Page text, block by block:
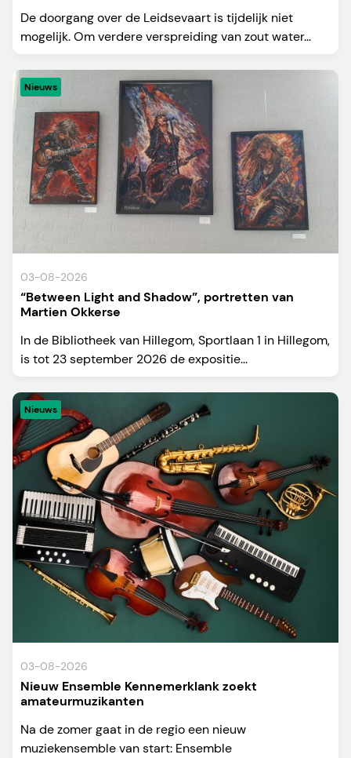
De doorgang over de Leidsevaart is tijdelijk niet
mogelijk. Om verdere verspreiding van zout water...
Nieuws
03-08-2026
“Between Light and Shadow”, portretten van
Martien Okkerse
In de Bibliotheek van Hillegom, Sportlaan 1 in Hillegom,
is tot 23 september 2026 de expositie...
Nieuws
03-08-2026
Nieuw Ensemble Kennemerklank zoekt
amateurmuzikanten
Na de zomer gaat in de regio een nieuw
muziekensemble van start: Ensemble